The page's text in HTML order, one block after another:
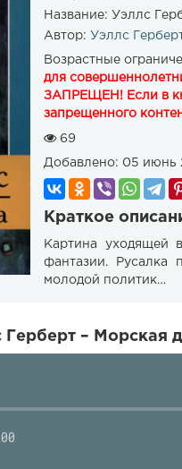
Название: Уэллс
Автор: Уэллс
Возрастные
для
ЗАПРЕЩЕН! Если в
запрещенного
69
Добавлено: 05 июнь
Краткое
Картина уходящей
фантазии. Русалка
молодой политик…
Герберт – Морская